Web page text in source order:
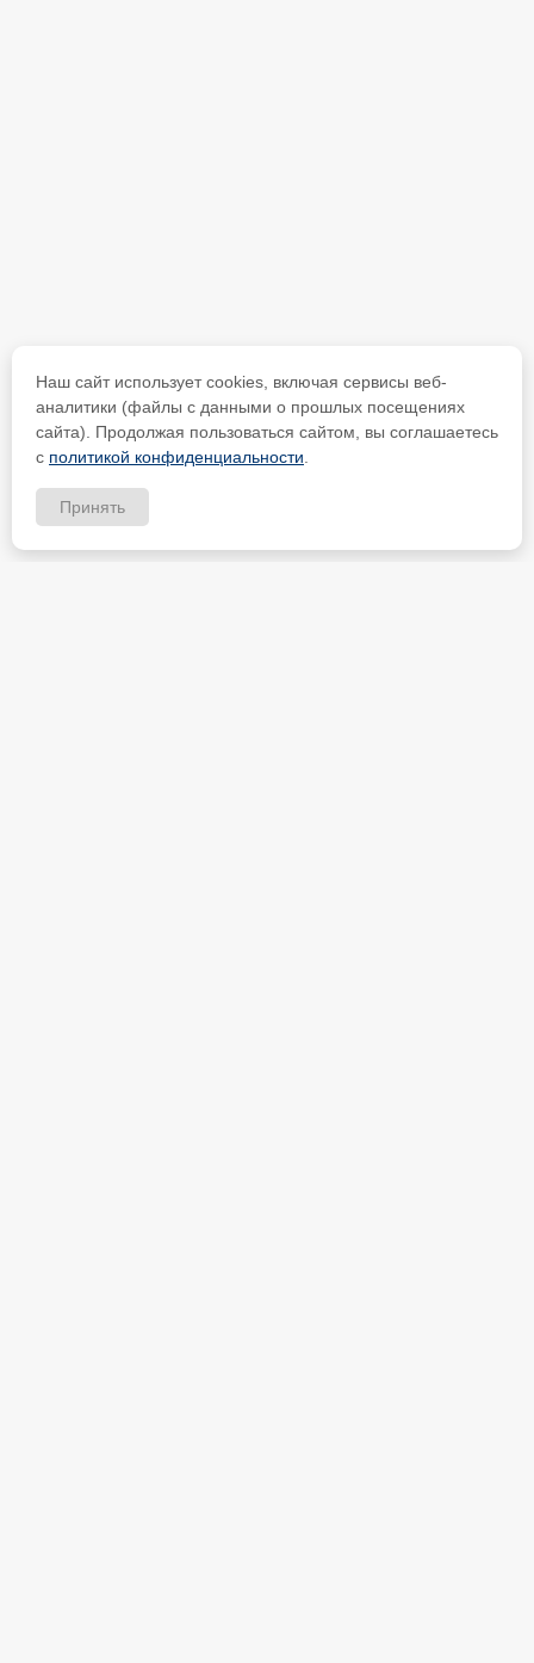
Наш сайт использует cookies, включая сервисы веб-
аналитики (файлы с данными о прошлых посещениях
сайта). Продолжая пользоваться сайтом, вы соглашаетесь
с политикой конфиденциальности
Принять